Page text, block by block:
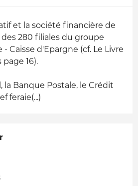
et la société financière de
280 filiales du groupe
Caisse d'Epargne (cf. Le Livre
16).
la Banque Postale, le Crédit
feraie(...)